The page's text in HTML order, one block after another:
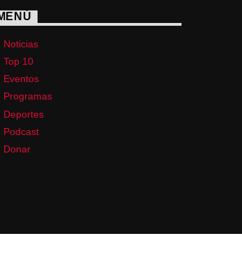
Noticias
Top 10
Eventos
Programas
Deportes
Podcast
Donar